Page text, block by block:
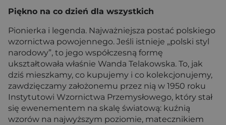
Piękno na co dzień dla wszystkich
Pionierka i legenda. Najważniejsza postać polskiego
wzornictwa powojennego. Jeśli istnieje „polski styl
narodowy”, to jego współczesną formę
ukształtowała właśnie Wanda Telakowska. To, jak
dziś mieszkamy, co kupujemy i co kolekcjonujemy,
zawdzięczamy założonemu przez nią w 1950 roku
Instytutowi Wzornictwa Przemysłowego, który stał
się ewenementem na skalę światową: kuźnią
wzorów na najwyższym poziomie, matecznikiem